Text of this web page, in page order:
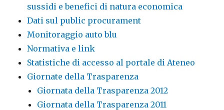
sussidi e benefici di natura economica
Dati sul public procurament
Monitoraggio auto blu
Normativa e link
Statistiche di accesso al portale di Ateneo
Giornate della Trasparenza
Giornata della Trasparenza 2012
Giornata della Trasparenza 2011